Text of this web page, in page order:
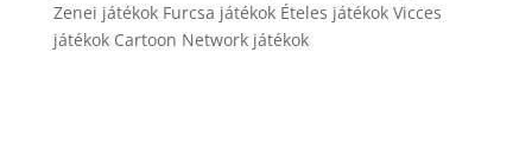
Zenei játékok Furcsa játékok Ételes játékok Vicces
játékok Cartoon Network játékok